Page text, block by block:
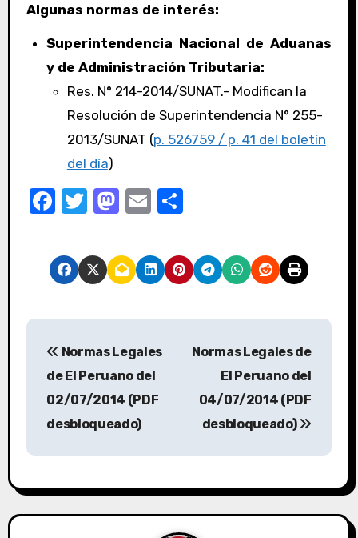
Algunas normas de interés:
Superintendencia Nacional de Aduanas
y de Administración Tributaria:
Res. N° 214-2014/SUNAT.- Modifican la
Resolución de Superintendencia N° 255-
2013/SUNAT (p. 526759 / p. 41 del boletín
del día)
F
a
c
e
o
k
T
w
it
te
M
a
st
o
n
E
m
ail
o
m
p
Normas Legales
de El Peruano del
02/07/2014 (PDF
desbloqueado)
Normas Legales de
El Peruano del
04/07/2014 (PDF
desbloqueado)